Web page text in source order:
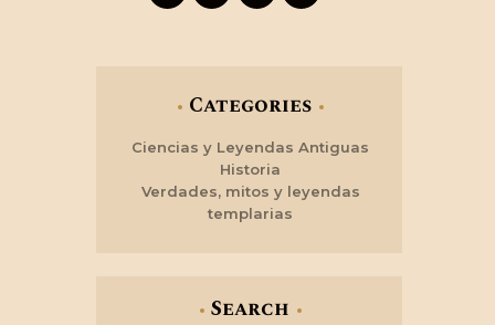
Categories
Ciencias y Leyendas Antiguas
Historia
Verdades, mitos y leyendas
templarias
Search